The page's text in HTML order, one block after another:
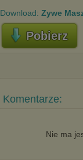
Download: Zywe
Pobierz
Komentarze:
Nie ma